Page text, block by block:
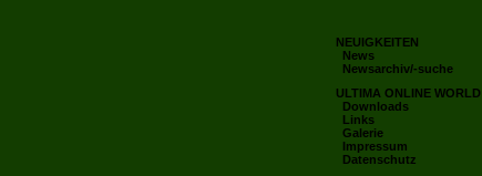
NEUIGKEITEN
News
Newsarchiv/-suche
ULTIMA ONLINE WORLD
Downloads
Links
Galerie
Impressum
Datenschutz